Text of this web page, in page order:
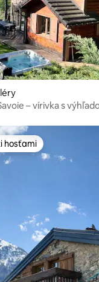
– vírivka s
hosťami
hosťami